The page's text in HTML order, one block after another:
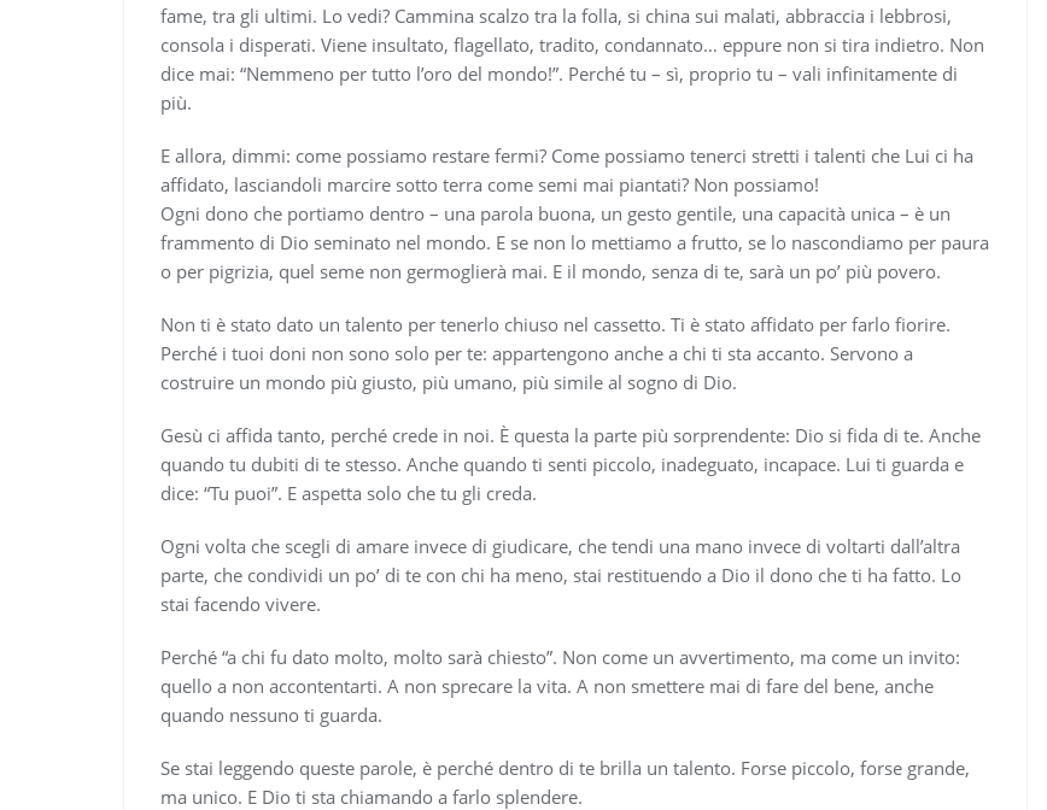
fame, tra gli ultimi. Lo vedi? Cammina scalzo tra la folla, si china sui malati, abbraccia i lebbrosi,
consola i disperati. Viene insultato, flagellato, tradito, condannato… eppure non si tira indietro. Non
dice mai: “Nemmeno per tutto l’oro del mondo!”. Perché tu – sì, proprio tu – vali infinitamente di
più.
E allora, dimmi: come possiamo restare fermi? Come possiamo tenerci stretti i talenti che Lui ci ha
affidato, lasciandoli marcire sotto terra come semi mai piantati? Non possiamo!
Ogni dono che portiamo dentro – una parola buona, un gesto gentile, una capacità unica – è un
frammento di Dio seminato nel mondo. E se non lo mettiamo a frutto, se lo nascondiamo per paura
o per pigrizia, quel seme non germoglierà mai. E il mondo, senza di te, sarà un po’ più povero.
Non ti è stato dato un talento per tenerlo chiuso nel cassetto. Ti è stato affidato per farlo fiorire.
Perché i tuoi doni non sono solo per te: appartengono anche a chi ti sta accanto. Servono a
costruire un mondo più giusto, più umano, più simile al sogno di Dio.
Gesù ci affida tanto, perché crede in noi. È questa la parte più sorprendente: Dio si fida di te. Anche
quando tu dubiti di te stesso. Anche quando ti senti piccolo, inadeguato, incapace. Lui ti guarda e
dice: “Tu puoi”. E aspetta solo che tu gli creda.
Ogni volta che scegli di amare invece di giudicare, che tendi una mano invece di voltarti dall’altra
parte, che condividi un po’ di te con chi ha meno, stai restituendo a Dio il dono che ti ha fatto. Lo
stai facendo vivere.
Perché “a chi fu dato molto, molto sarà chiesto”. Non come un avvertimento, ma come un invito:
quello a non accontentarti. A non sprecare la vita. A non smettere mai di fare del bene, anche
quando nessuno ti guarda.
Se stai leggendo queste parole, è perché dentro di te brilla un talento. Forse piccolo, forse grande,
ma unico. E Dio ti sta chiamando a farlo splendere.